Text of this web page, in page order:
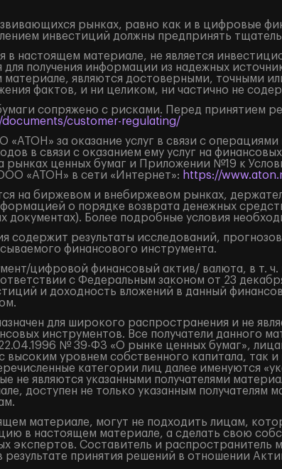
рынках, равно как и в цифровые
инвестиций должны предпринять
настоящем материале, не является
для получения информации из надежных
являются достоверными, точными
фактов, и ни целиком, ни частично не
сопряжено с рисками. Перед принятием
customer-regulating/
за оказание услуг в связи с
в связи с оказанием ему услуг на
рынках ценных бумаг и Приложении №19 к
«АТОН» в сети «Интернет»: https://
на биржевом и внебиржевом рынках,
о порядке возврата денежных
документах). Более подробные условия
содержит результаты исследований,
финансового инструмента.
цифровой финансовый актив/ валюта, в т.
с Федеральным законом от 23
и доходность вложений в данный
для широкого распространения и не
инструментов. Все получатели данного
№ 39-ФЗ «О рынке ценных бумаг»,
высоким уровнем собственного капитала,
категории лиц далее именуются
не являются указанными получателями
доступен не только указанным получателям
материале, могут не подходить лицам,
в настоящем материале, а сделать свою
экспертов. Составитель и распространитель
результате принятия решений в отношении